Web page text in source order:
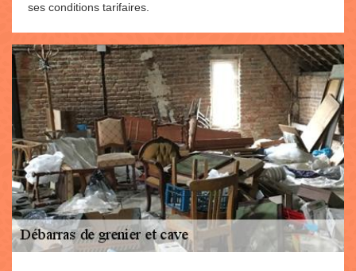
ses conditions tarifaires.